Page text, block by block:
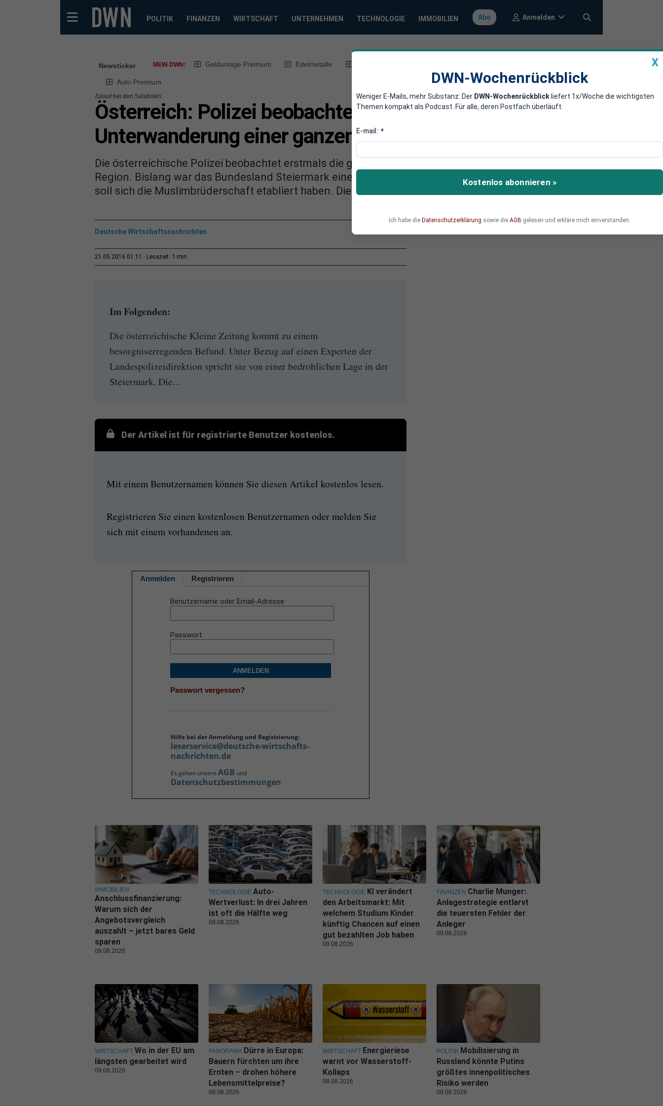
POLITIK FINANZEN WIRTSCHAFT UNTERNEHMEN TECHNOLOGIE IMMOBILIEN Abo Anmelden
Newsticker MEIN DWN: Geldanlage Premium Edelmetalle
Auto Premium
Zulauf bei den Salafisten
Österreich: Polizei beobachtet islamistische
Unterwanderung einer ganzen Region
Die österreichische Polizei beobachtet erstmals die gezielte Unterwanderung einer ganzen
Region. Bislang war das Bundesland Steiermark eine homogene katholische Region. Nun aber
soll sich die Muslimbrüderschaft etabliert haben. Die Polizei spricht von einer bedrohlichen Lage.
Deutsche Wirtschaftsnachrichten
21.05.2016 01:11 Lesezeit: 1 min
Im Folgenden:
Die österreichische Kleine Zeitung kommt zu einem
besorgniserregenden Befund. Unter Bezug auf einen Experten der
Landespolizeidirektion spricht sie von einer bedrohlichen Lage in der
Steiermark. Die...
Der Artikel ist für registrierte Benutzer kostenlos.
Mit einem Benutzernamen können Sie diesen Artikel kostenlos lesen.
Registrieren Sie einen kostenlosen Benutzernamen oder melden Sie
sich mit einem vorhandenen an.
Anmelden Registrieren
Benutzername oder Email-Adresse
Passwort
ANMELDEN
Passwort vergessen?
Hilfe bei der Anmeldung und Registrierung:
leserservice@deutsche-wirtschafts-
nachrichten.de
Es gelten unsere AGB und
Datenschutzbestimmungen
X
DWN-Wochenrückblick
Weniger E-Mails, mehr Substanz: Der DWN-Wochenrückblick liefert 1x/Woche die wichtigsten
Themen kompakt als Podcast. Für alle, deren Postfach überläuft.
E-mail: *
Kostenlos abonnieren »
Ich habe die Datenschutzerklärung sowie die AGB gelesen und erkläre mich einverstanden.
IMMOBILIEN
Anschlussfinanzierung:
Warum sich der
Angebotsvergleich
auszahlt – jetzt bares Geld
sparen
09.08.2026
TECHNOLOGIE Auto-
Wertverlust: In drei Jahren
ist oft die Hälfte weg
09.08.2026
TECHNOLOGIE KI verändert
den Arbeitsmarkt: Mit
welchem Studium Kinder
künftig Chancen auf einen
gut bezahlten Job haben
09.08.2026
FINANZEN Charlie Munger:
Anlagestrategie entlarvt
die teuersten Fehler der
Anleger
09.08.2026
WIRTSCHAFT Wo in der EU am
längsten gearbeitet wird
09.08.2026
PANORAMA Dürre in Europa:
Bauern fürchten um ihre
Ernten – drohen höhere
Lebensmittelpreise?
08.08.2026
WIRTSCHAFT Energieriese
warnt vor Wasserstoff-
Kollaps
08.08.2026
POLITIK Mobilisierung in
Russland könnte Putins
größtes innenpolitisches
Risiko werden
08.08.2026